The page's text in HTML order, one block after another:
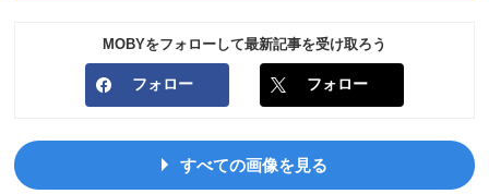
MOBYをフォローして最新記事を受け取ろう
フォロー フォロー
すべての画像を見る